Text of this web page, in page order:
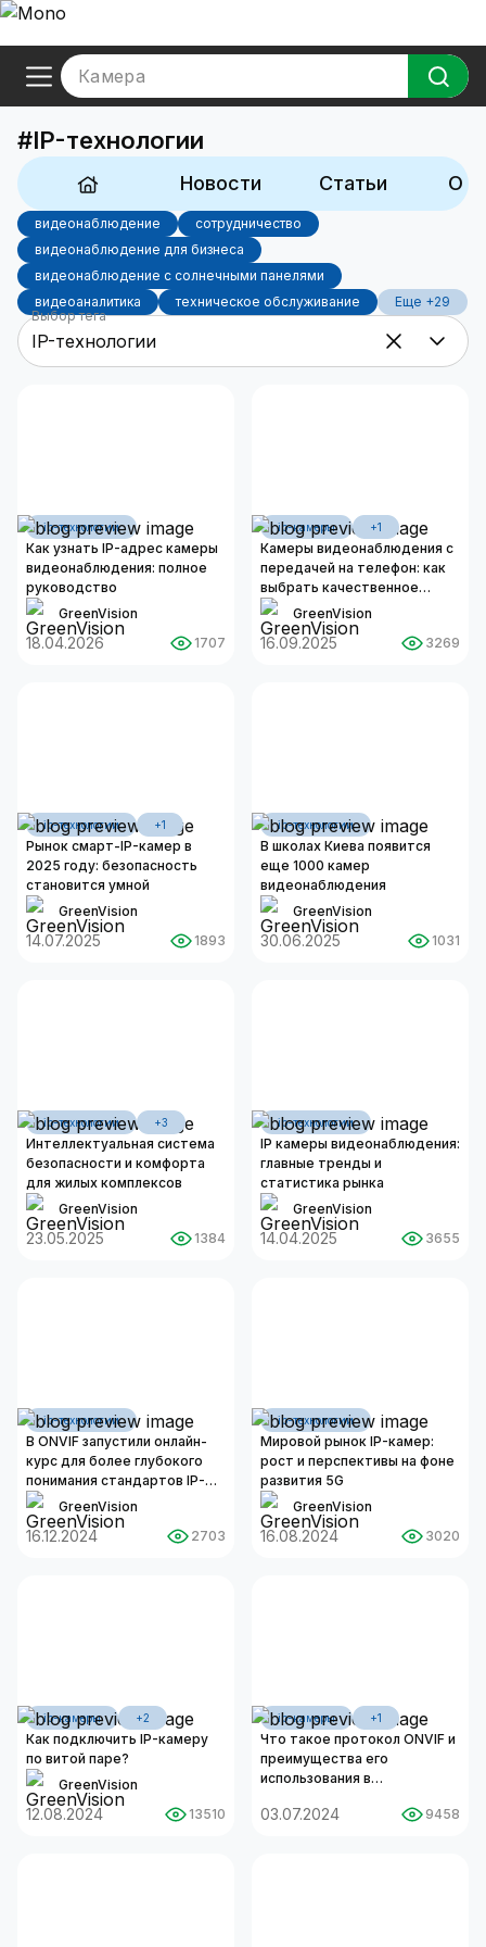
Камера
#IP-технологии
Новости Статьи
видеонаблюдение
сотрудничество
видеонаблюдение для бизнеса
видеонаблюдение с солнечными панелями
видеоаналитика
техническое обслуживание
Еще +29
Выбор тега
ip-технологии
Как узнать IP-адрес камеры
видеонаблюдения: полное
руководство
GreenVision
18.04.2026 1707
ip-камеры +1
Камеры видеонаблюдения с
передачей на телефон: как
выбрать качественное
оборудование?
GreenVision
16.09.2025 3269
ip-технологии +1
Рынок смарт-IP-камер в
2025 году: безопасность
становится умной
GreenVision
14.07.2025 1893
ip-технологии
В школах Киева появится
еще 1000 камер
видеонаблюдения
GreenVision
30.06.2025 1031
ip-технологии +3
Интеллектуальная система
безопасности и комфорта
для жилых комплексов
GreenVision
23.05.2025 1384
ip-технологии
IP камеры видеонаблюдения:
главные тренды и
статистика рынка
GreenVision
14.04.2025 3655
ip-технологии
В ONVIF запустили онлайн-
курс для более глубокого
понимания стандартов IP-
безопасности
GreenVision
16.12.2024 2703
ip-технологии
Мировой рынок IP-камер:
рост и перспективы на фоне
развития 5G
GreenVision
16.08.2024 3020
ip-камеры +2
Как подключить IP-камеру
по витой паре?
GreenVision
12.08.2024 13510
ip-камеры +1
Что такое протокол ONVIF и
преимущества его
использования в
видеонаблюдения и
03.07.2024 9458